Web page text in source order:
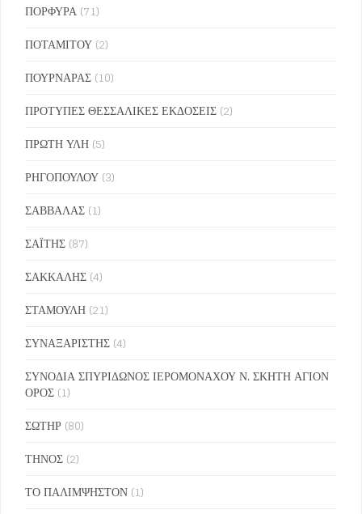
ΠΟΡΦΥΡΑ (71)
ΠΟΤΑΜΙΤΟΥ (2)
ΠΟΥΡΝΑΡΑΣ (10)
ΠΡΟΤΥΠΕΣ ΘΕΣΣΑΛΙΚΕΣ ΕΚΔΟΣΕΙΣ (2)
ΠΡΩΤΗ ΥΛΗ (5)
ΡΗΓΟΠΟΥΛΟΥ (3)
ΣΑΒΒΑΛΑΣ (1)
ΣΑΪΤΗΣ (87)
ΣΑΚΚΑΛΗΣ (4)
ΣΤΑΜΟΥΛΗ (21)
ΣΥΝΑΞΑΡΙΣΤΗΣ (4)
ΣΥΝΟΔΙΑ ΣΠΥΡΙΔΩΝΟΣ ΙΕΡΟΜΟΝΑΧΟΥ Ν. ΣΚΗΤΗ ΑΓΙΟΝ
ΟΡΟΣ (1)
ΣΩΤΗΡ (80)
ΤΗΝΟΣ (2)
ΤΟ ΠΑΛΙΜΨΗΣΤΟΝ (1)